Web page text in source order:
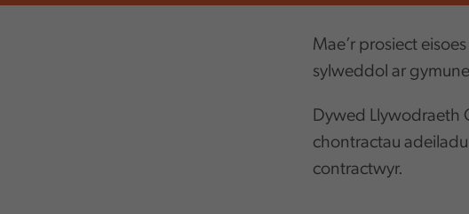
Mae’r prosiect
sylweddol ar
Dywed Llywodraeth
chontractau
contractwyr.